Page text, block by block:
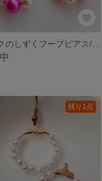
残り1点